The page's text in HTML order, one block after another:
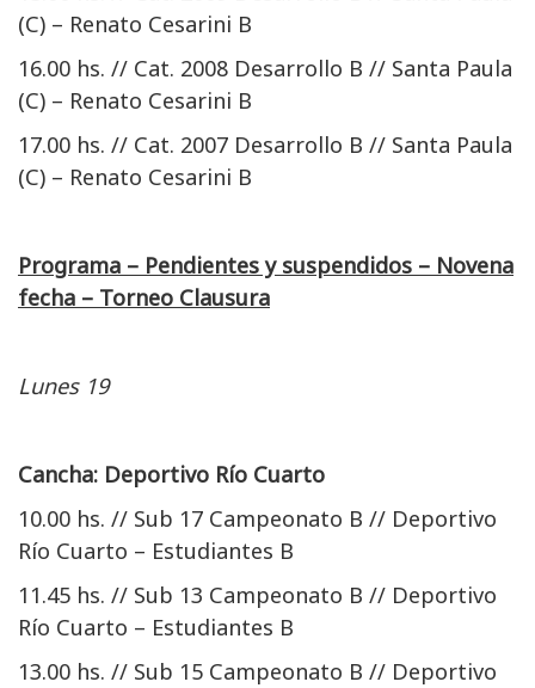
(C) – Renato Cesarini B
16.00 hs. // Cat. 2008 Desarrollo B // Santa Paula
(C) – Renato Cesarini B
17.00 hs. // Cat. 2007 Desarrollo B // Santa Paula
(C) – Renato Cesarini B
Programa – Pendientes y suspendidos – Novena
fecha – Torneo Clausura
Lunes 19
Cancha: Deportivo Río Cuarto
10.00 hs. // Sub 17 Campeonato B // Deportivo
Río Cuarto – Estudiantes B
11.45 hs. // Sub 13 Campeonato B // Deportivo
Río Cuarto – Estudiantes B
13.00 hs. // Sub 15 Campeonato B // Deportivo